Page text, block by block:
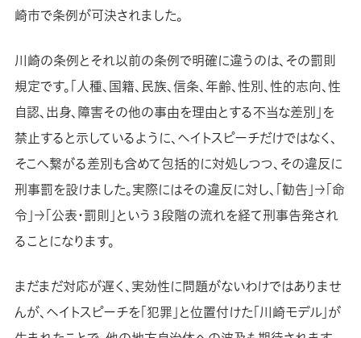
崎市で条例が可決されました。
川崎の条例とそれ以前の条例で明確に違うのは、その罰則
規定です。「人種、国籍、民族、信条、年齢、性別、性的志向、性
自認、出身、障害その他の事由を理由とする不当な差別」を
禁止すると示しているように、ヘイトスピーチだけではなく、
そこへ繋がる差別も含めて包括的に対処しつつ、その違反に
刑事罰を設けました。実際にはその違反に対し、「勧告」→「命
令」→「公表・罰則」という３段階の流れを経て刑事告発され
ることになります。
まだまだ対応が遅く、実効性に問題がないわけではありませ
んが、ヘイトスピーチを「犯罪」と位置付けた「川崎モデル」が